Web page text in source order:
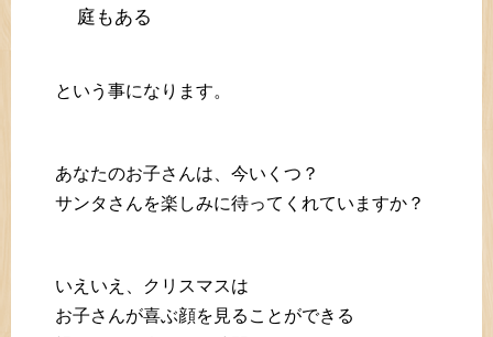
庭もある
という事になります。
あなたのお子さんは、今いくつ？
サンタさんを楽しみに待ってくれていますか？
いえいえ、クリスマスは
お子さんが喜ぶ顔を見ることができる